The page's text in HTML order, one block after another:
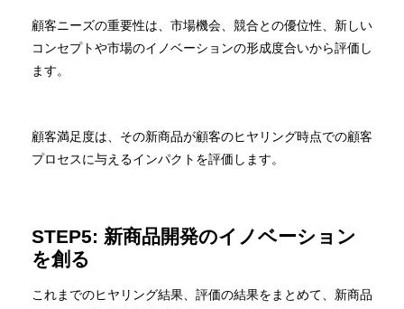
顧客ニーズの重要性は、市場機会、競合との優位性、新しい
コンセプトや市場のイノベーションの形成度合いから評価し
ます。
顧客満足度は、その新商品が顧客のヒヤリング時点での顧客
プロセスに与えるインパクトを評価します。
STEP5: 新商品開発のイノベーション
を創る
これまでのヒヤリング結果、評価の結果をまとめて、新商品